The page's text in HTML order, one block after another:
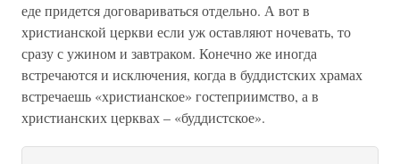
еде придется договариваться отдельно. А вот в
христианской церкви если уж оставляют ночевать, то
сразу с ужином и завтраком. Конечно же иногда
встречаются и исключения, когда в буддистских храмах
встречаешь «христианское» гостеприимство, а в
христианских церквах – «буддистское».